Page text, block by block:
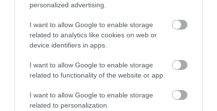
personalized advertising.
I want to allow Google to enable storage
related to analytics like cookies on web or
device identifiers in apps.
I want to allow Google to enable storage
related to functionality of the website or app.
I want to allow Google to enable storage
related to personalization.
INDULJ EL ELŐBB A
HŐSÉGBEN – LEHET, HOGY A
MAGYARORSZÁG: ÍGY VISELI